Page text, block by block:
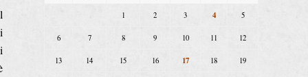
1 2 3 4 5
6 7 8 9 10 11 12
13 14 15 16 17 18 19